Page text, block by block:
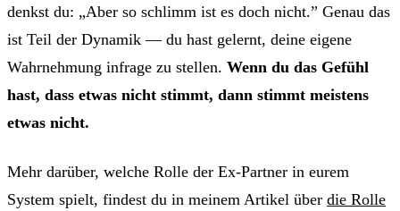
denkst du: „Aber so schlimm ist es doch nicht.” Genau das
ist Teil der Dynamik — du hast gelernt, deine eigene
Wahrnehmung infrage zu stellen. Wenn du das Gefühl
hast, dass etwas nicht stimmt, dann stimmt meistens
etwas nicht.
Mehr darüber, welche Rolle der Ex-Partner in eurem
System spielt, findest du in meinem Artikel über die Rolle